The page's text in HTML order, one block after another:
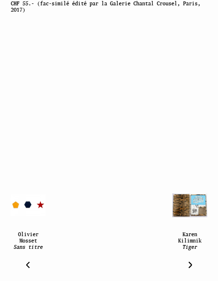
CHF 55.- (fac-similé édité par la Galerie Chantal Crousel, Paris,
2017)
Olivier
Mosset
Sans titre
Karen
Kilimnik
Tiger